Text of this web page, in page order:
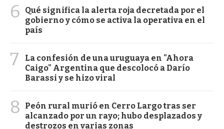
6
Qué significa la alerta roja decretada por el
gobierno y cómo se activa la operativa en el
país
7
La confesión de una uruguaya en "Ahora
Caigo" Argentina que descolocó a Darío
Barassi y se hizo viral
8
Peón rural murió en Cerro Largo tras ser
alcanzado por un rayo; hubo desplazados y
destrozos en varias zonas